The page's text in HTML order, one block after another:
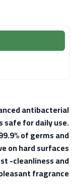
antibacterial
for daily use.
of germs and
on hard surfaces
-cleanliness and
fragrance.